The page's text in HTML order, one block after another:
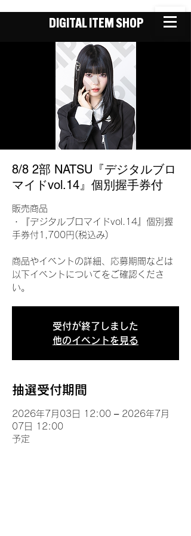
DIGITAL ITEM SHOP
8/8 2部 NATSU『デジタルブロ
マイドvol.14』個別握手券付
販売商品
・『デジタルブロマイドvol.14』個別握
手券付1,700円(税込み)
商品やイベントの詳細、応募期間などは
以下イベントについてをご確認くださ
い。
受付が終了しました
他のイベントを見る
抽選受付期間
2026年7月03日 12:00 – 2026年7月
07日 12:00
予定